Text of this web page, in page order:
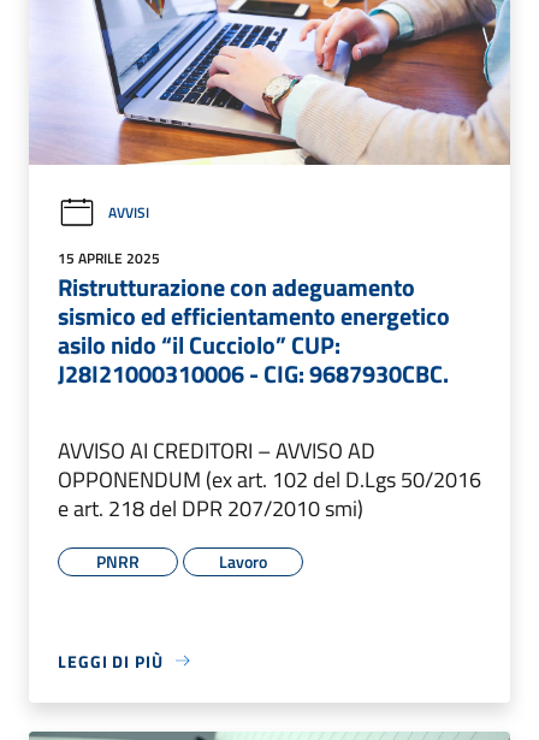
AVVISI
15 APRILE 2025
Ristrutturazione con adeguamento
sismico ed efficientamento energetico
asilo nido “il Cucciolo” CUP:
J28I21000310006 - CIG: 9687930CBC.
AVVISO AI CREDITORI – AVVISO AD
OPPONENDUM (ex art. 102 del D.Lgs 50/2016
e art. 218 del DPR 207/2010 smi)
PNRR Lavoro
LEGGI DI PIÙ